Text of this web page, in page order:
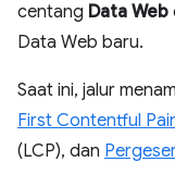
centang Data Web
Data Web baru.
Saat ini, jalur
First Contentful
(LCP), dan